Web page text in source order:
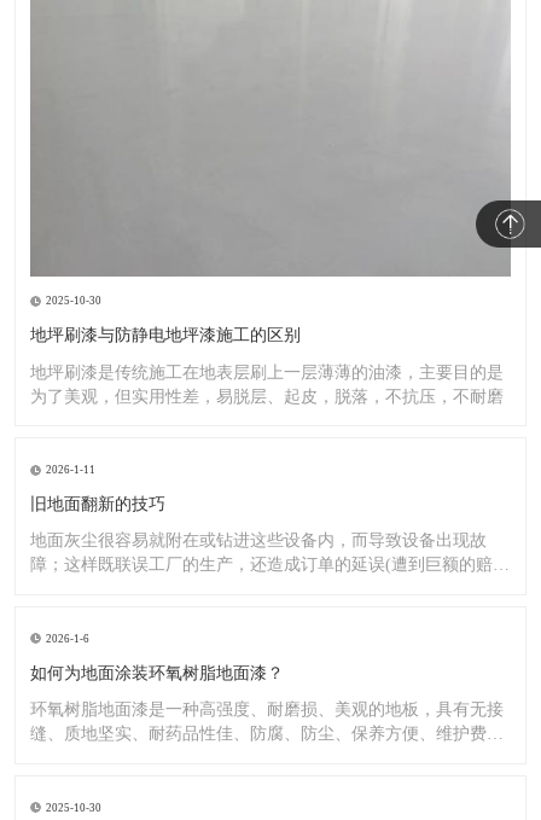
2025-10-30
地坪刷漆与防静电地坪漆施工的区别
地坪刷漆是传统施工在地表层刷上一层薄薄的油漆，主要目的是
为了美观，但实用性差，易脱层、起皮，脱落，不抗压，不耐磨
2026-1-11
旧地面翻新的技巧
地面灰尘很容易就附在或钻进这些设备内，而导致设备出现故
障；这样既联误工厂的生产，还造成订单的延误(遭到巨额的赔
2026-1-6
如何为地面涂装环氧树脂地面漆？
环氧树脂地面漆是一种高强度、耐磨损、美观的地板，具有无接
缝、质地坚实、耐药品性佳、防腐、防尘、保养方便、维护费用
2025-10-30